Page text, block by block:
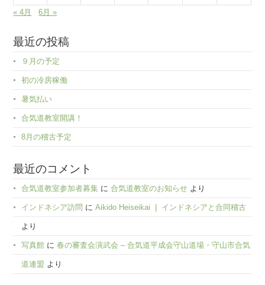
« 4月
6月 »
最近の投稿
９月の予定
初の冷房稼働
暑気払い
合気道教室開講！
8月の稽古予定
最近のコメント
合気道教室参加者募集 に合気道教室のお知らせ より
インドネシア訪問 にAikido Heiseikai | インドネシアと合同稽古
より
写真館 に春の審査会演武会 – 合気道平成会守山道場・守山市合気
道連盟 より